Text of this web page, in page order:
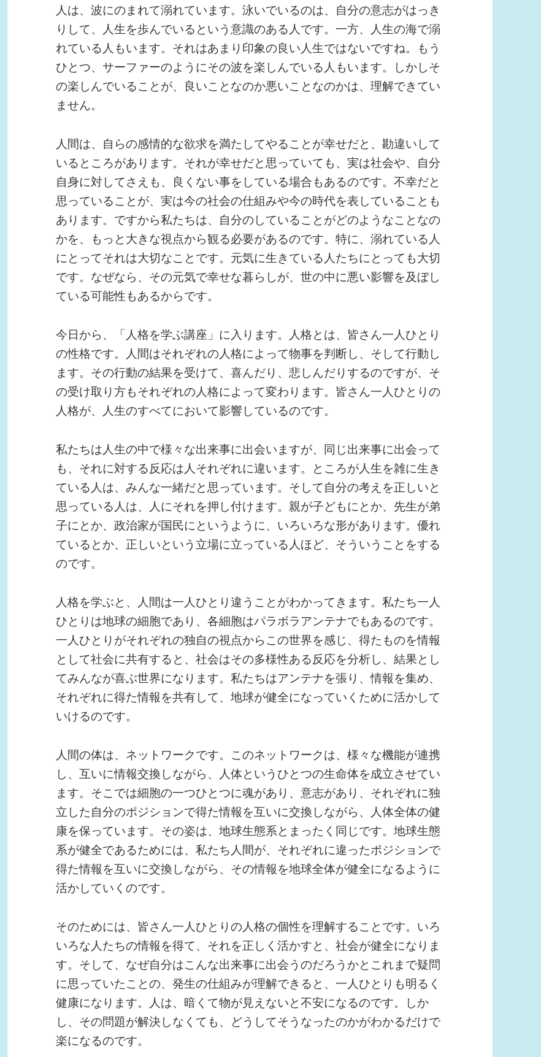
人は、波にのまれて溺れています。泳いでいるのは、自分の意志がはっき
りして、人生を歩んでいるという意識のある人です。一方、人生の海で溺
れている人もいます。それはあまり印象の良い人生ではないですね。もう
ひとつ、サーファーのようにその波を楽しんでいる人もいます。しかしそ
の楽しんでいることが、良いことなのか悪いことなのかは、理解できてい
ません。
人間は、自らの感情的な欲求を満たしてやることが幸せだと、勘違いして
いるところがあります。それが幸せだと思っていても、実は社会や、自分
自身に対してさえも、良くない事をしている場合もあるのです。不幸だと
思っていることが、実は今の社会の仕組みや今の時代を表していることも
あります。ですから私たちは、自分のしていることがどのようなことなの
かを、もっと大きな視点から観る必要があるのです。特に、溺れている人
にとってそれは大切なことです。元気に生きている人たちにとっても大切
です。なぜなら、その元気で幸せな暮らしが、世の中に悪い影響を及ぼし
ている可能性もあるからです。
今日から、「人格を学ぶ講座」に入ります。人格とは、皆さん一人ひとり
の性格です。人間はそれぞれの人格によって物事を判断し、そして行動し
ます。その行動の結果を受けて、喜んだり、悲しんだりするのですが、そ
の受け取り方もそれぞれの人格によって変わります。皆さん一人ひとりの
人格が、人生のすべてにおいて影響しているのです。
私たちは人生の中で様々な出来事に出会いますが、同じ出来事に出会って
も、それに対する反応は人それぞれに違います。ところが人生を雑に生き
ている人は、みんな一緒だと思っています。そして自分の考えを正しいと
思っている人は、人にそれを押し付けます。親が子どもにとか、先生が弟
子にとか、政治家が国民にというように、いろいろな形があります。優れ
ているとか、正しいという立場に立っている人ほど、そういうことをする
のです。
人格を学ぶと、人間は一人ひとり違うことがわかってきます。私たち一人
ひとりは地球の細胞であり、各細胞はパラボラアンテナでもあるのです。
一人ひとりがそれぞれの独自の視点からこの世界を感じ、得たものを情報
として社会に共有すると、社会はその多様性ある反応を分析し、結果とし
てみんなが喜ぶ世界になります。私たちはアンテナを張り、情報を集め、
それぞれに得た情報を共有して、地球が健全になっていくために活かして
いけるのです。
人間の体は、ネットワークです。このネットワークは、様々な機能が連携
し、互いに情報交換しながら、人体というひとつの生命体を成立させてい
ます。そこでは細胞の一つひとつに魂があり、意志があり、それぞれに独
立した自分のポジションで得た情報を互いに交換しながら、人体全体の健
康を保っています。その姿は、地球生態系とまったく同じです。地球生態
系が健全であるためには、私たち人間が、それぞれに違ったポジションで
得た情報を互いに交換しながら、その情報を地球全体が健全になるように
活かしていくのです。
そのためには、皆さん一人ひとりの人格の個性を理解することです。いろ
いろな人たちの情報を得て、それを正しく活かすと、社会が健全になりま
す。そして、なぜ自分はこんな出来事に出会うのだろうかとこれまで疑問
に思っていたことの、発生の仕組みが理解できると、一人ひとりも明るく
健康になります。人は、暗くて物が見えないと不安になるのです。しか
し、その問題が解決しなくても、どうしてそうなったのかがわかるだけで
楽になるのです。